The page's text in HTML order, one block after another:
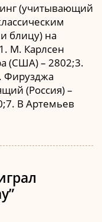
(учитывающий
блицу) на
М. Карлсен
(США) – 2802;3.
Фирузджа
(Россия) –
В Артемьев